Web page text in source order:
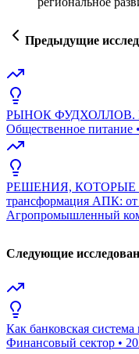
Предыдущие
РЫНОК ФУДХОЛЛОВ.
Общественное питание •
РЕШЕНИЯ, КОТОРЫЕ
трансформация АПК:
Агропромышленный
Следующие
Как банковская
Финансовый сектор •